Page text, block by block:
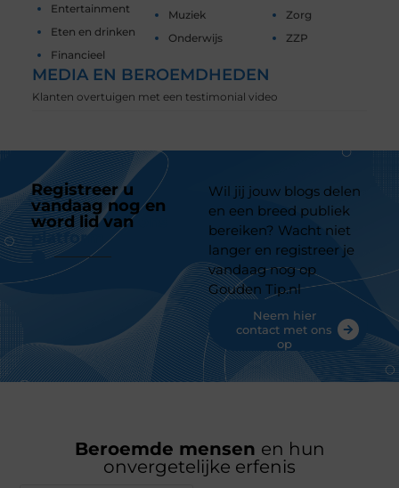
Entertainment
Eten en drinken
Financieel
Muziek
Onderwijs
Zorg
ZZP
MEDIA EN BEROEMDHEDEN
Klanten overtuigen met een testimonial video
Registreer u
vandaag nog en
word lid van
platform
Wil jij jouw blogs delen
en een breed publiek
bereiken? Wacht niet
langer en registreer je
vandaag nog op
Gouden Tip.nl
Neem hier
contact met ons
op
Beroemde mensen en hun
onvergetelijke erfenis